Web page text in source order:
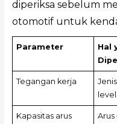
diperiksa sebelum
otomotif untuk
Parameter
Hal
Tegangan kerja
Kapasitas arus
Arus